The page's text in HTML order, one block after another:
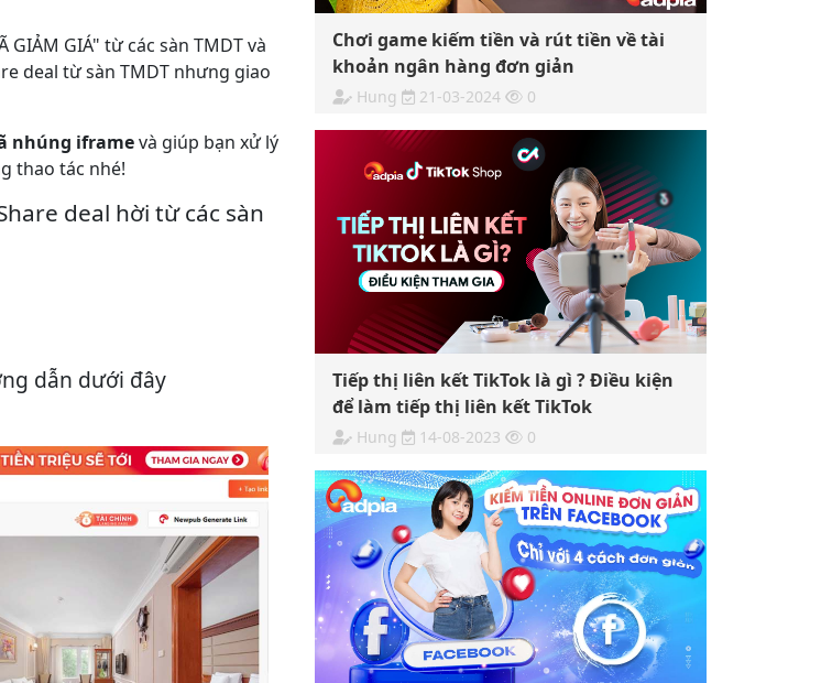
GIÁ" từ các sàn TMDT và
deal từ sàn TMDT nhưng giao
nhúng iframevà giúp bạn xử lý
thao tác nhé!
deal hời từ các sàn
dẫn dưới đây
Chơi game kiếm tiền và rút tiền về tài
khoản ngân hàng đơn giản
Hung 21-03-2024 0
Tiếp thị liên kết TikTok là gì ? Điều kiện
để làm tiếp thị liên kết TikTok
Hung 14-08-2023 0